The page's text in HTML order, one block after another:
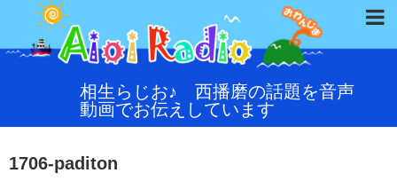
相生らじお♪ 西播磨の話題を音声
動画でお伝えしています
1706-paditon